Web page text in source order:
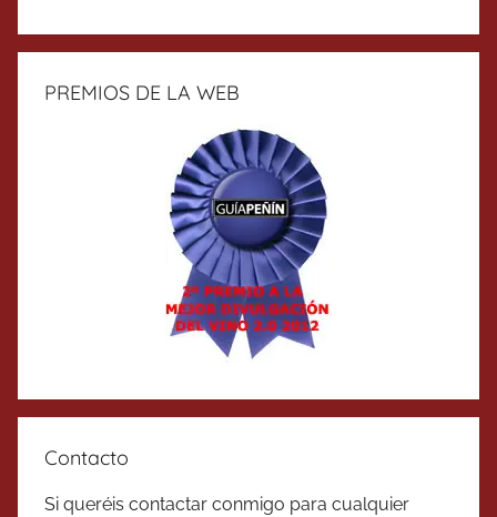
PREMIOS DE LA WEB
Contacto
Si queréis contactar conmigo para cualquier